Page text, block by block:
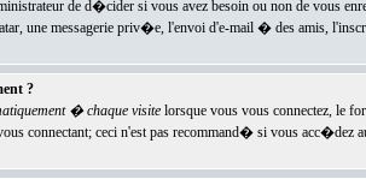
de d�cider si vous avez besoin ou non de vous
une messagerie priv�e, l'envoi d'e-mail � des amis,
?
� chaque visitelorsque vous vous connectez, le
connectant; ceci n'est pas recommand� si vous